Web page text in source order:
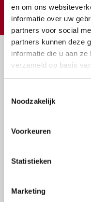
en om ons
informatie over uw
partners voor social
partners kunnen deze
informatie die u aan
verzameld op basis
Noodzakelijk
Voorkeuren
Statistieken
Marketing
€
Vragen?
of bel ons op:
Ziektebeelden